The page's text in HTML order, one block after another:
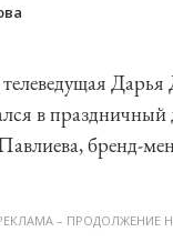
Дарья
в
бренд-
– ПРОДОЛЖЕНИЕ